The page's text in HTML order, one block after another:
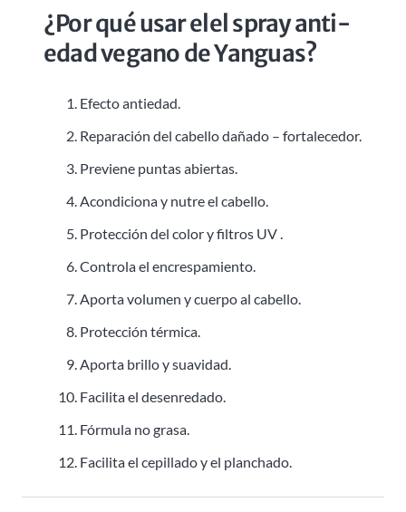
¿Por qué usar elel spray anti-
edad vegano de Yanguas?
Efecto antiedad.
Reparación del cabello dañado – fortalecedor.
Previene puntas abiertas.
Acondiciona y nutre el cabello.
Protección del color y filtros UV .
Controla el encrespamiento.
Aporta volumen y cuerpo al cabello.
Protección térmica.
Aporta brillo y suavidad.
Facilita el desenredado.
Fórmula no grasa.
Facilita el cepillado y el planchado.